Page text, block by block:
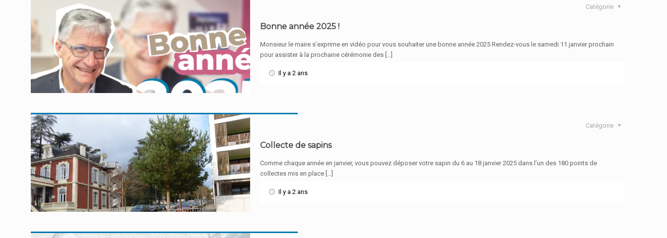
En savoir plus
En savoir plus
Catégorie
Bonne année 2025 !
Monsieur le maire s’exprime en vidéo pour vous souhaiter une bonne année 2025 Rendez-vous le samedi 11 janvier prochain
pour assister à la prochaine cérémonie des […]
Il y a 2 ans
Catégorie
Collecte de sapins
Comme chaque année en janvier, vous pouvez déposer votre sapin du 6 au 18 janvier 2025 dans l’un des 180 points de
collectes mis en place […]
Il y a 2 ans